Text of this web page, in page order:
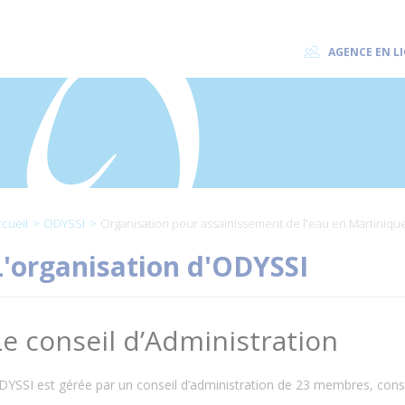
AGENCE EN
ODYSSI Organisation pour assainissement de l'eau en
d'ODYSSI
conseil d’Administration
est gérée par un conseil d’administration de 23 membres,